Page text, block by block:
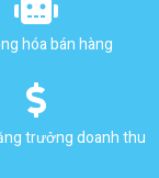
hóa bán hàng
trưởng doanh thu